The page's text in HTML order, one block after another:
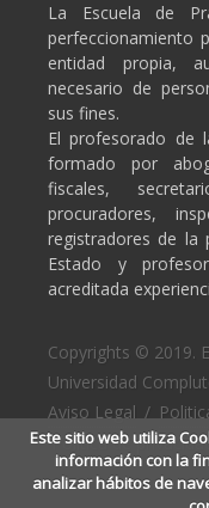
La Escuela de
perfeccionamiento
entidad propia,
necesario de
sus fines.
El profesorado de
formado por
fiscales,
procuradores,
registradores de la
Estado y
acreditada
Copyrights © 2019.
Universidad
Aviso Legal /
Politica de
Este sitio web utiliza
información con la
analizar hábitos de